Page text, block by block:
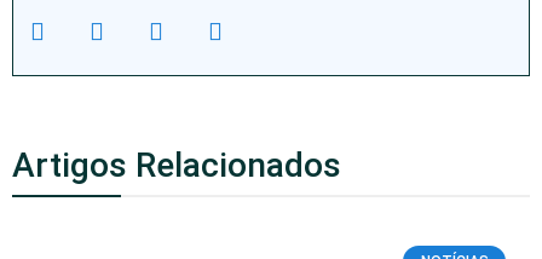
Artigos Relacionados